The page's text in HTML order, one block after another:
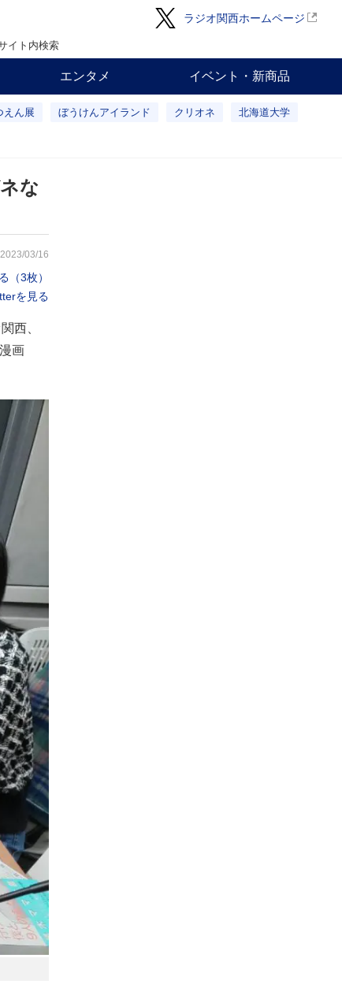
ラジオ関西ホームページ
イト内検索
エンタメ イベント・新商品
えん展 ぼうけんアイランド クリオネ 北海道大学
な
2023/03/16
（3枚）
を見る
西、
画